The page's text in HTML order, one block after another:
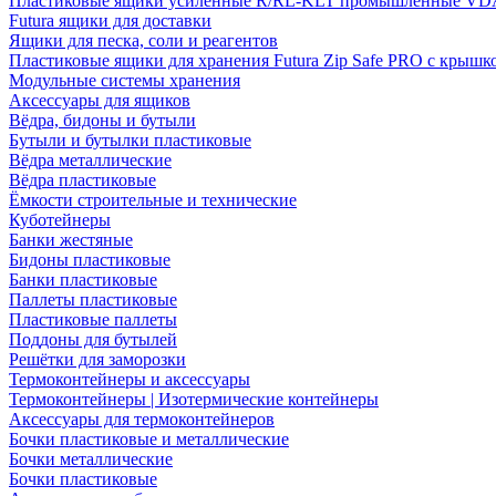
Futura ящики для доставки
Ящики для песка, соли и реагентов
Пластиковые ящики для хранения Futura Zip Safe PRO с
Модульные системы хранения
Аксессуары для ящиков
Вёдра, бидоны и бутыли
Бутыли и бутылки пластиковые
Вёдра металлические
Вёдра пластиковые
Ёмкости строительные и технические
Куботейнеры
Банки жестяные
Бидоны пластиковые
Банки пластиковые
Паллеты пластиковые
Пластиковые паллеты
Поддоны для бутылей
Решётки для заморозки
Термоконтейнеры и аксессуары
Термоконтейнеры | Изотермические контейнеры
Аксессуары для термоконтейнеров
Бочки пластиковые и металлические
Бочки металлические
Бочки пластиковые